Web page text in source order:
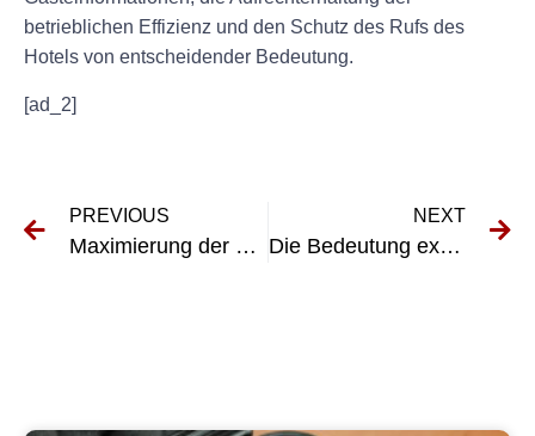
betrieblichen Effizienz und den Schutz des Rufs des
Hotels von entscheidender Bedeutung.
[ad_2]
PREVIOUS
Maximierung der Sicherheit am Arbeitsplatz: Die Rolle von Prüfgeräten ortsveränderlicher elektrischer Betriebsmittel
NEXT
Die Bedeutung externer VEFK in der Hotelbranche: Gewährleistung der elektrischen Sicherheit